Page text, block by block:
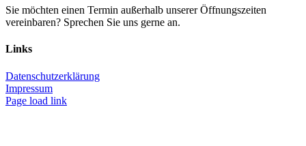
Sie möchten einen Termin außerhalb unserer Öffnungszeiten
vereinbaren? Sprechen Sie uns gerne an.
Links
Datenschutzerklärung
Impressum
Page load link